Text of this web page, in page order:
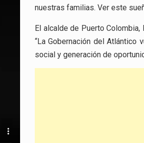
nuestras familias. Ver este
El alcalde de Puerto
“La Gobernación del Atlántico
social y generación de